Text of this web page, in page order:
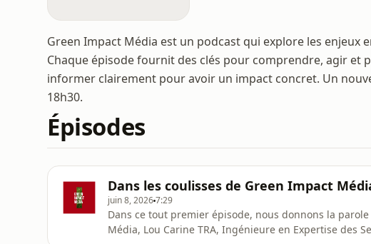
Green Impact Média est un podcast qui explore les
Chaque épisode fournit des clés pour comprendre, agir et
informer clairement pour avoir un impact concret. Un
18h30.
Épisodes
Dans les coulisses de Green Impact
juin 8, 20267:29
Dans ce tout premier épisode, nous donnons la
Média, Lou Carine TRA, Ingénieure en Expertise des